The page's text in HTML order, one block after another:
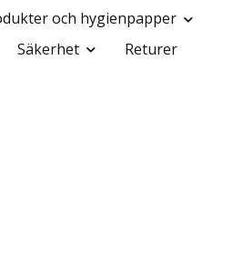
och hygienpapper
Säkerhet
Returer